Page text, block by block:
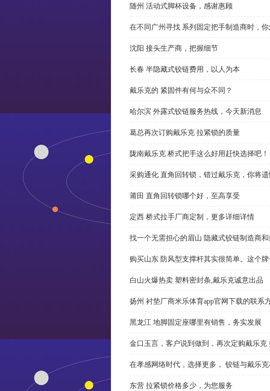
随州 活动式脚杯设备，感谢惠顾
在不同广州寻找 系列固定把手制造商时，
沈阳 接头生产商，把握细节
长春 半隐藏式铰链费用，以人为本
戴乐克的 紧固件有何与众不同？
哈尔滨 外露式铰链服务热线，今天新消息
葛总再次订购戴乐克 拉紧锁的质量
陇南戴乐克 桥式把手这么好用赶快选择吧！
采购通化 直角回转锁，错过戴乐克，你将
莆田 直角回转锁哪个好，至高享受
定西 桥式拉手厂商定制，更多详细详情
找一个无需担心的眉山 隐藏式铰链制造商
购买山东 防风型支撑杆其实很简单。这个
白山火爆热卖 塑料密封条,戴乐克诚意出品
扬州 衬垫厂商米乐体育app官网下载的联系
黑龙江 地脚固定座哪里有销售，务实发展
金口玉言，客户说到做到，再次定购戴乐克
在孝感网络时代，选择更多， 铰链与戴乐
东营 拉紧锁价格多少，为您服务